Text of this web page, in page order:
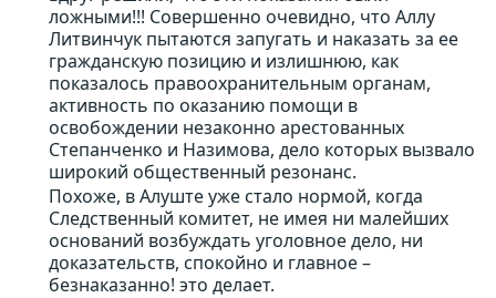
ложными!!! Совершенно очевидно, что Аллу
Литвинчук пытаются запугать и наказать за ее
гражданскую позицию и излишнюю, как
показалось правоохранительным органам,
активность по оказанию помощи в
освобождении незаконно арестованных
Степанченко и Назимова, дело которых вызвало
широкий общественный резонанс.
Похоже, в Алуште уже стало нормой, когда
Следственный комитет, не имея ни малейших
оснований возбуждать уголовное дело, ни
доказательств, спокойно и главное –
безнаказанно! это делает.